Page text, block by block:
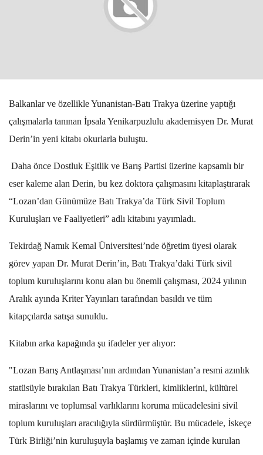
Balkanlar ve özellikle Yunanistan-Batı Trakya üzerine yaptığı
çalışmalarla tanınan İpsala Yenikarpuzlulu akademisyen Dr. Murat
Derin’in yeni kitabı okurlarla buluştu.
Daha önce Dostluk Eşitlik ve Barış Partisi üzerine kapsamlı bir
eser kaleme alan Derin, bu kez doktora çalışmasını kitaplaştırarak
“Lozan’dan Günümüze Batı Trakya’da Türk Sivil Toplum
Kuruluşları ve Faaliyetleri” adlı kitabını yayımladı.
Tekirdağ Namık Kemal Üniversitesi’nde öğretim üyesi olarak
görev yapan Dr. Murat Derin’in, Batı Trakya’daki Türk sivil
toplum kuruluşlarını konu alan bu önemli çalışması, 2024 yılının
Aralık ayında Kriter Yayınları tarafından basıldı ve tüm
kitapçılarda satışa sunuldu.
Kitabın arka kapağında şu ifadeler yer alıyor:
"Lozan Barış Antlaşması’nın ardından Yunanistan’a resmi azınlık
statüsüyle bırakılan Batı Trakya Türkleri, kimliklerini, kültürel
miraslarını ve toplumsal varlıklarını koruma mücadelesini sivil
toplum kuruluşları aracılığıyla sürdürmüştür. Bu mücadele, İskeçe
Türk Birliği’nin kuruluşuyla başlamış ve zaman içinde kurulan